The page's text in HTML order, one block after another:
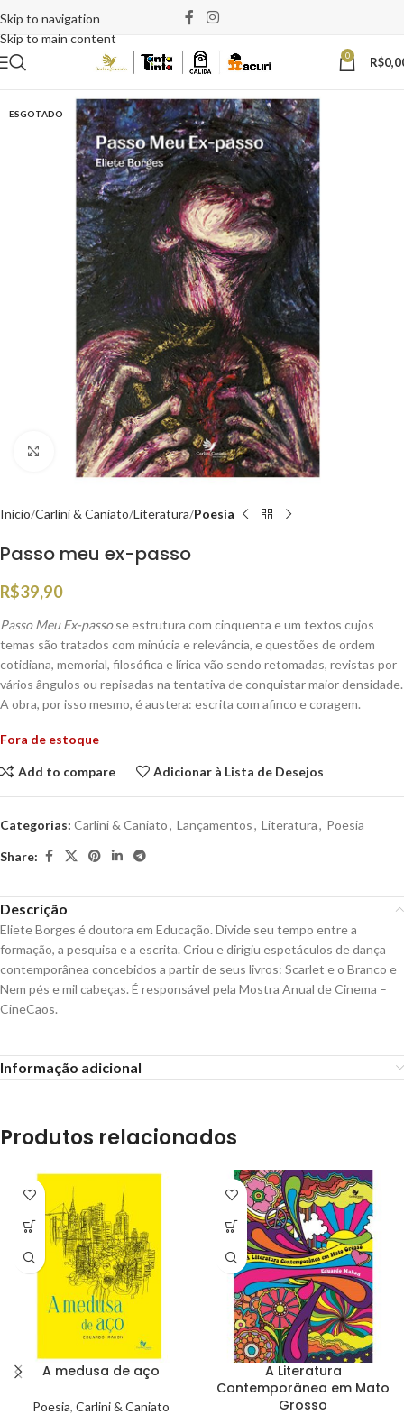
Skip to navigation
Skip to main content
0 R$
ESGOTADO
Clique para ampliar
Início Carlini & Caniato Literatura Poesia
Passo meu ex-passo
R$39,90
Passo Meu Ex-passose estrutura com cinquenta e um textos cujos
temas são tratados com minúcia e relevância, e questões de ordem
cotidiana, memorial, filosófica e lírica vão sendo retomadas, revistas por
vários ângulos ou repisadas na tentativa de conquistar maior densidade.
A obra, por isso mesmo, é austera: escrita com afinco e coragem.
Fora de estoque
Add to compare Adicionar à Lista de Desejos
Categorias: Carlini & Caniato, Lançamentos, Literatura, Poesia
Share:
Descrição
Eliete Borges é doutora em Educação. Divide seu tempo entre a
formação, a pesquisa e a escrita. Criou e dirigiu espetáculos de dança
contemporânea concebidos a partir de seus livros: Scarlet e o Branco e
Nem pés e mil cabeças. É responsável pela Mostra Anual de Cinema –
CineCaos.
Informação adicional
Produtos relacionados
A medusa de aço
Poesia, Carlini & Caniato
A Literatura
Contemporânea em Mato
Grosso